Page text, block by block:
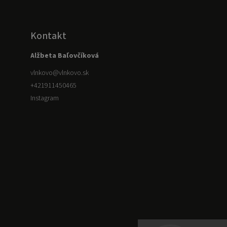
Kontakt
Alžbeta Baľovčíková
vlnkovo@vlnkovo.sk
+421911450465
Instagram